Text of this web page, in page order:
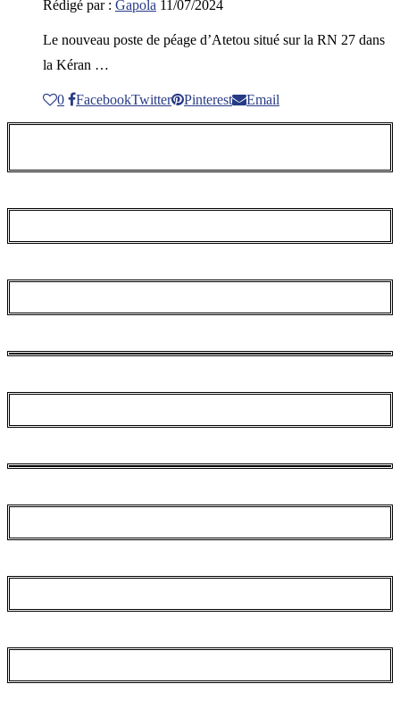
Rédigé par : Gapola 11/07/2024
Le nouveau poste de péage d’Atetou situé sur la RN 27 dans
la Kéran …
0 FacebookTwitter Pinterest Email